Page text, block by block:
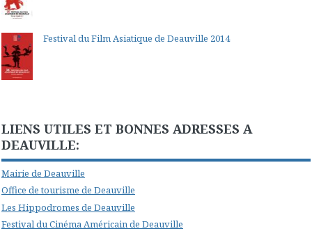
Festival du Film Asiatique de Deauville 2014
LIENS UTILES ET BONNES ADRESSES A
DEAUVILLE:
Mairie de Deauville
Office de tourisme de Deauville
Les Hippodromes de Deauville
Festival du Cinéma Américain de Deauville